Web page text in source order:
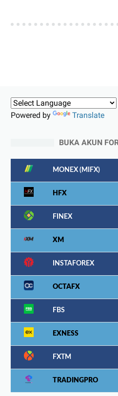
Powered by Translate
BUKA AKUN
MONEX (MIFX)
HFX
FINEX
XM
INSTAFOREX
OCTAFX
FBS
EXNESS
FXTM
TRADINGPRO